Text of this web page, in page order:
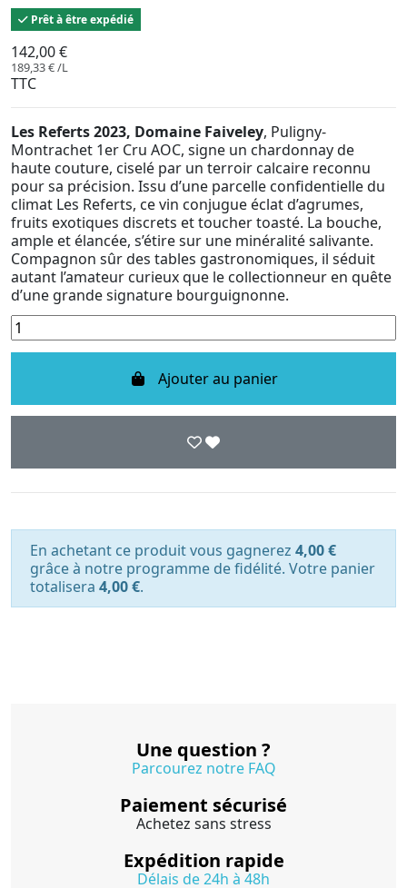
Prêt à être expédié
142,00 €
189,33 € /L
TTC
Les Referts 2023, Domaine Faiveley, Puligny-
Montrachet 1er Cru AOC, signe un chardonnay de
haute couture, ciselé par un terroir calcaire reconnu
pour sa précision. Issu d’une parcelle confidentielle du
climat Les Referts, ce vin conjugue éclat d’agrumes,
fruits exotiques discrets et toucher toasté. La bouche,
ample et élancée, s’étire sur une minéralité salivante.
Compagnon sûr des tables gastronomiques, il séduit
autant l’amateur curieux que le collectionneur en quête
d’une grande signature bourguignonne.
Ajouter au panier
En achetant ce produit vous gagnerez 4,00 €
grâce à notre programme de fidélité. Votre panier
totalisera 4,00 €.
Une question ?
Parcourez notre FAQ
Paiement sécurisé
Achetez sans stress
Expédition rapide
Délais de 24h à 48h